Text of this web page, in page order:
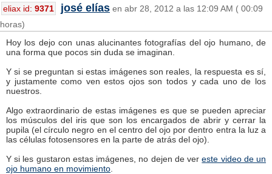
eliax id: 9371 josé elías en abr 28, 2012 a las 12:09 AM ( 00:09
horas)
Hoy los dejo con unas alucinantes fotografías del ojo humano, de
una forma que pocos sin duda se imaginan.
Y si se preguntan si estas imágenes son reales, la respuesta es sí,
y justamente como ven estos ojos son todos y cada uno de los
nuestros.
Algo extraordinario de estas imágenes es que se pueden apreciar
los músculos del iris que son los encargados de abrir y cerrar la
pupila (el círculo negro en el centro del ojo por dentro entra la luz a
las células fotosensores en la parte de atrás del ojo).
Y si les gustaron estas imágenes, no dejen de vereste video de un
ojo humano en movimiento